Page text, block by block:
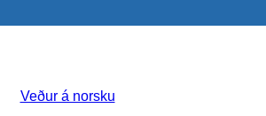
Veður á norsku